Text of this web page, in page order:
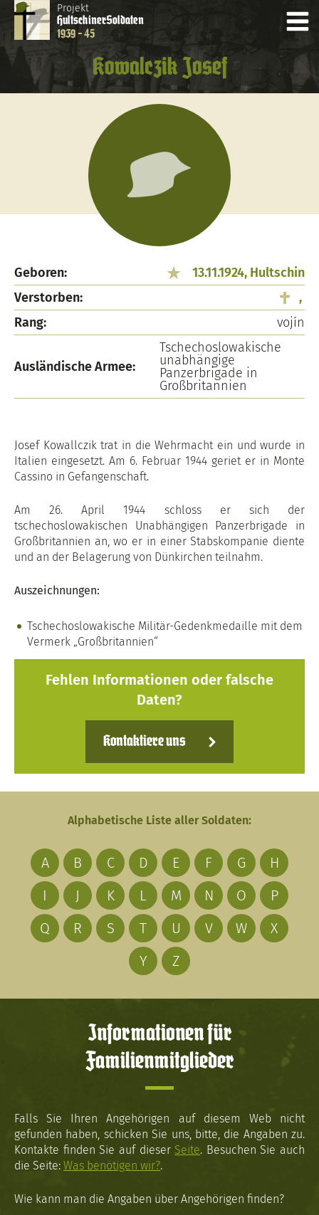
Projekt
HultschinerSoldaten
1939 - 45
Kowalczik Josef
Geboren:
13.11.1924, Hultschin
Verstorben:
,
Rang:
vojín
Ausländische Armee:
Tschechoslowakische
unabhängige
Panzerbrigade in
Großbritannien
Josef Kowallczik trat in die Wehrmacht ein und wurde in
Italien eingesetzt. Am 6. Februar 1944 geriet er in Monte
Cassino in Gefangenschaft.
Am 26. April 1944 schloss er sich der
tschechoslowakischen Unabhängigen Panzerbrigade in
Großbritannien an, wo er in einer Stabskompanie diente
und an der Belagerung von Dünkirchen teilnahm.
Auszeichnungen:
Tschechoslowakische Militär-Gedenkmedaille mit dem
Vermerk „Großbritannien“
Fehlen Informationen oder falsche
Daten?
Kontaktiere uns
Alphabetische Liste aller Soldaten:
A B C D E F G
H
I
J K L M N O
P
Q
R S T U V W
X
Y
Z
Informationen für
Familienmitglieder
Falls Sie Ihren Angehörigen auf diesem Web nicht
gefunden haben, schicken Sie uns, bitte, die Angaben zu.
Kontakte finden Sie auf dieser Seite. Besuchen Sie auch
die Seite: Was benötigen wir?.
Wie kann man die Angaben über Angehörigen finden?